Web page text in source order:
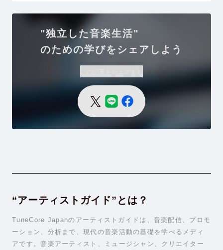
"独立した音楽生活"
のための学びをシェアしよう
“アーティストガイド”とは？
TuneCore Japanのアーティストガイドは、音楽配信、プロモ
ーション、分析まで、現代の音楽活動の基礎を学べるメディ
アです。音楽アーティスト、ミュージシャン、クリエイター